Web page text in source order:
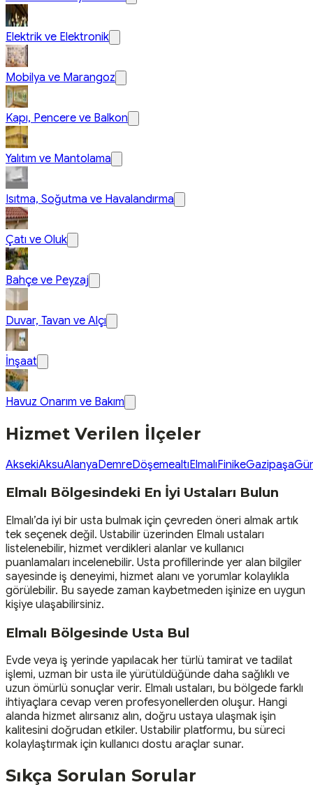
Elektrik ve Elektronik
Mobilya ve Marangoz
Kapı, Pencere ve Balkon
Yalıtım ve Mantolama
Isıtma, Soğutma ve Havalandırma
Çatı ve Oluk
Bahçe ve Peyzaj
Duvar, Tavan ve Alçı
İnşaat
Havuz Onarım ve Bakım
Hizmet Verilen İlçeler
AksekiAksuAlanyaDemreDöşemealtıElmalıFinikeGazipaşa
Elmalı Bölgesindeki En İyi Ustaları Bulun
Elmalı’da iyi bir usta bulmak için çevreden öneri almak artık
tek seçenek değil. Ustabilir üzerinden Elmalı ustaları
listelenebilir, hizmet verdikleri alanlar ve kullanıcı
puanlamaları incelenebilir. Usta profillerinde yer alan bilgiler
sayesinde iş deneyimi, hizmet alanı ve yorumlar kolaylıkla
görülebilir. Bu sayede zaman kaybetmeden işinize en uygun
kişiye ulaşabilirsiniz.
Elmalı Bölgesinde Usta Bul
Evde veya iş yerinde yapılacak her türlü tamirat ve tadilat
işlemi, uzman bir usta ile yürütüldüğünde daha sağlıklı ve
uzun ömürlü sonuçlar verir. Elmalı ustaları, bu bölgede farklı
ihtiyaçlara cevap veren profesyonellerden oluşur. Hangi
alanda hizmet alırsanız alın, doğru ustaya ulaşmak işin
kalitesini doğrudan etkiler. Ustabilir platformu, bu süreci
kolaylaştırmak için kullanıcı dostu araçlar sunar.
Sıkça Sorulan Sorular